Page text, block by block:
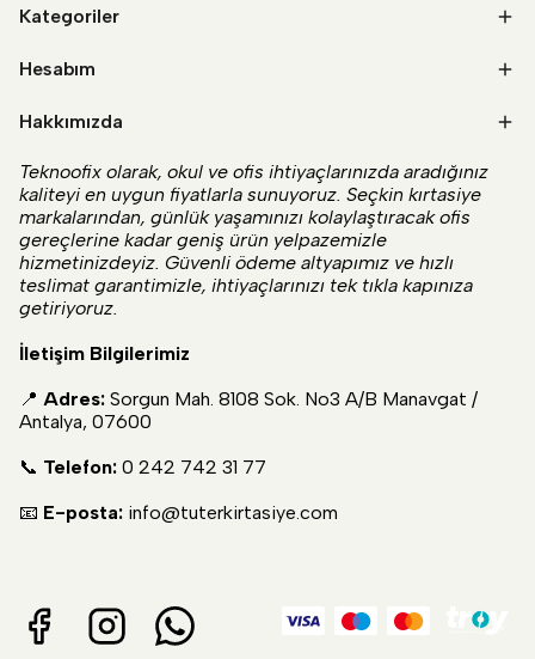
Kategoriler
Hesabım
Hakkımızda
Teknoofix olarak, okul ve ofis ihtiyaçlarınızda aradığınız
kaliteyi en uygun fiyatlarla sunuyoruz. Seçkin kırtasiye
markalarından, günlük yaşamınızı kolaylaştıracak ofis
gereçlerine kadar geniş ürün yelpazemizle
hizmetinizdeyiz. Güvenli ödeme altyapımız ve hızlı
teslimat garantimizle, ihtiyaçlarınızı tek tıkla kapınıza
getiriyoruz.
İletişim Bilgilerimiz
📍 Adres: Sorgun Mah. 8108 Sok. No3 A/B Manavgat /
Antalya, 07600
📞 Telefon: 0 242 742 31 77
📧 E-posta: info@tuterkirtasiye.com